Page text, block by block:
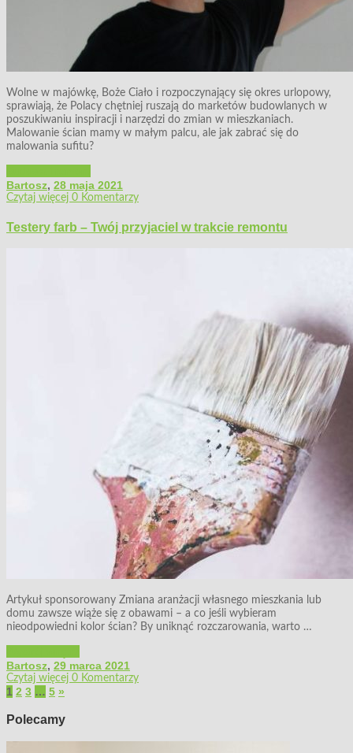
Wolne w majówkę, Boże Ciało i rozpoczynający się okres urlopowy,
sprawiają, że Polacy chętniej ruszają do marketów budowlanych w
poszukiwaniu inspiracji i narzędzi do zmian w mieszkaniach.
Malowanie ścian mamy w małym palcu, ale jak zabrać się do
malowania sufitu?
Bartosz, 28 maja 2021
Czytaj więcej 0 Komentarzy
Testery farb – Twój przyjaciel w trakcie remontu
Artykuł sponsorowany Zmiana aranżacji własnego mieszkania lub
domu zawsze wiąże się z obawami – a co jeśli wybieram
nieodpowiedni kolor ścian? By uniknąć rozczarowania, warto …
Bartosz, 29 marca 2021
Czytaj więcej 0 Komentarzy
1 2 3 … 5 »
Polecamy